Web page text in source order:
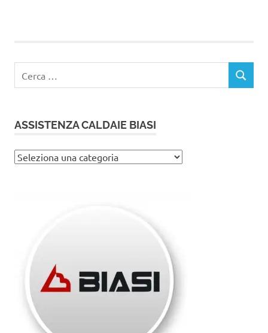
per:
CERCA
ASSISTENZA CALDAIE BIASI
Assistenza